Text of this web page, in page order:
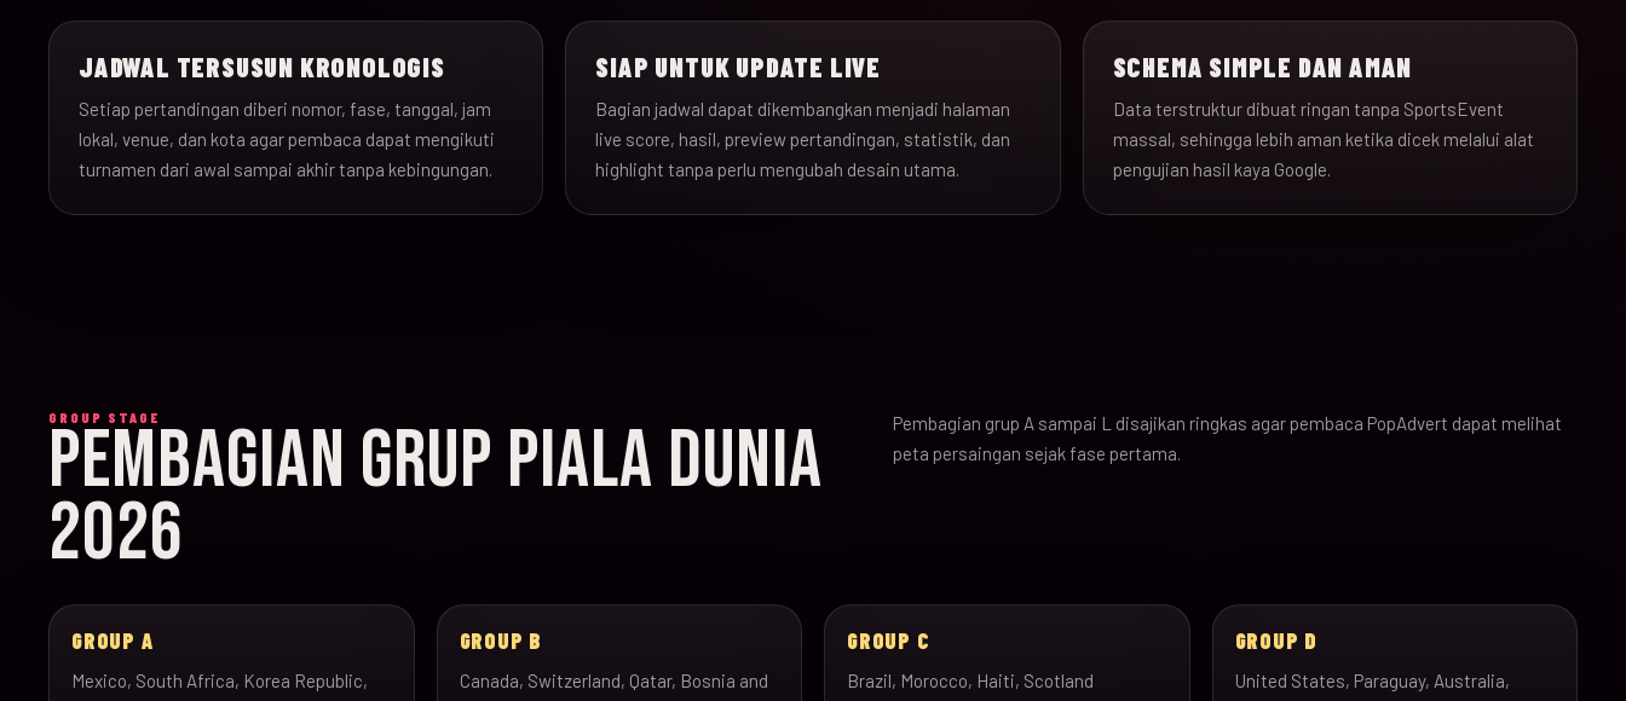
JADWAL TERSUSUN KRONOLOGIS
Setiap pertandingan diberi nomor, fase, tanggal, jam
lokal, venue, dan kota agar pembaca dapat mengikuti
turnamen dari awal sampai akhir tanpa kebingungan.
SIAP UNTUK UPDATE LIVE
Bagian jadwal dapat dikembangkan menjadi halaman
live score, hasil, preview pertandingan, statistik, dan
highlight tanpa perlu mengubah desain utama.
SCHEMA SIMPLE DAN AMAN
Data terstruktur dibuat ringan tanpa SportsEvent
massal, sehingga lebih aman ketika dicek melalui alat
pengujian hasil kaya Google.
GROUP STAGE
PEMBAGIAN GRUP PIALA DUNIA
2026
Pembagian grup A sampai L disajikan ringkas agar pembaca PopAdvert dapat melihat
peta persaingan sejak fase pertama.
GROUP A
Mexico, South Africa, Korea Republic,
GROUP B
Canada, Switzerland, Qatar, Bosnia and
GROUP C
Brazil, Morocco, Haiti, Scotland
GROUP D
United States, Paraguay, Australia,